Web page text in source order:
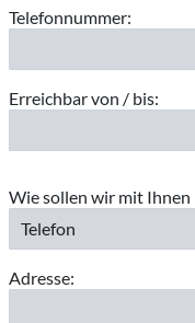
Telefonnummer:
Erreichbar von / bis:
Wie sollen wir mit
Adresse: